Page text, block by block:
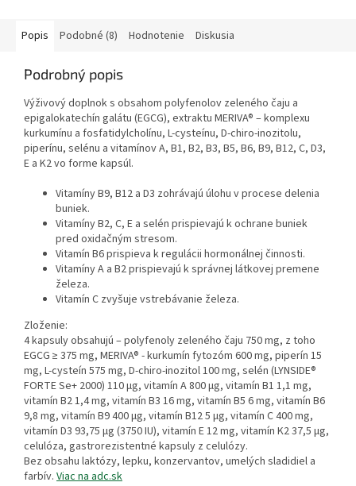
Popis Podobné (8) Hodnotenie Diskusia
Podrobný popis
Výživový doplnok s obsahom polyfenolov zeleného čaju a
epigalokatechín galátu (EGCG), extraktu MERIVA® – komplexu
kurkumínu a fosfatidylcholínu, L-cysteínu, D-chiro-inozitolu,
piperínu, selénu a vitamínov A, B1, B2, B3, B5, B6, B9, B12, C, D3,
E a K2 vo forme kapsúl.
Vitamíny B9, B12 a D3 zohrávajú úlohu v procese delenia
buniek.
Vitamíny B2, C, E a selén prispievajú k ochrane buniek
pred oxidačným stresom.
Vitamín B6 prispieva k regulácii hormonálnej činnosti.
Vitamíny A a B2 prispievajú k správnej látkovej premene
železa.
Vitamín C zvyšuje vstrebávanie železa.
Zloženie:
4 kapsuly obsahujú – polyfenoly zeleného čaju 750 mg, z toho
EGCG ≥ 375 mg, MERIVA® - kurkumín fytozóm 600 mg, piperín 15
mg, L-cysteín 575 mg, D-chiro-inozitol 100 mg, selén (LYNSIDE®
FORTE Se+ 2000) 110 μg, vitamín A 800 μg, vitamín B1 1,1 mg,
vitamín B2 1,4 mg, vitamín B3 16 mg, vitamín B5 6 mg, vitamín B6
9,8 mg, vitamín B9 400 μg, vitamín B12 5 μg, vitamín C 400 mg,
vitamín D3 93,75 μg (3750 IU), vitamín E 12 mg, vitamín K2 37,5 μg,
celulóza, gastrorezistentné kapsuly z celulózy.
Bez obsahu laktózy, lepku, konzervantov, umelých sladidiel a
farbív. Viac na adc.sk